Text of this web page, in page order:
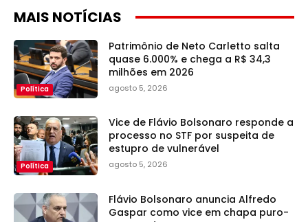
MAIS NOTÍCIAS
Política
Patrimônio de Neto Carletto salta
quase 6.000% e chega a R$ 34,3
milhões em 2026
agosto 5, 2026
Política
Vice de Flávio Bolsonaro responde a
processo no STF por suspeita de
estupro de vulnerável
agosto 5, 2026
Flávio Bolsonaro anuncia Alfredo
Gaspar como vice em chapa puro-